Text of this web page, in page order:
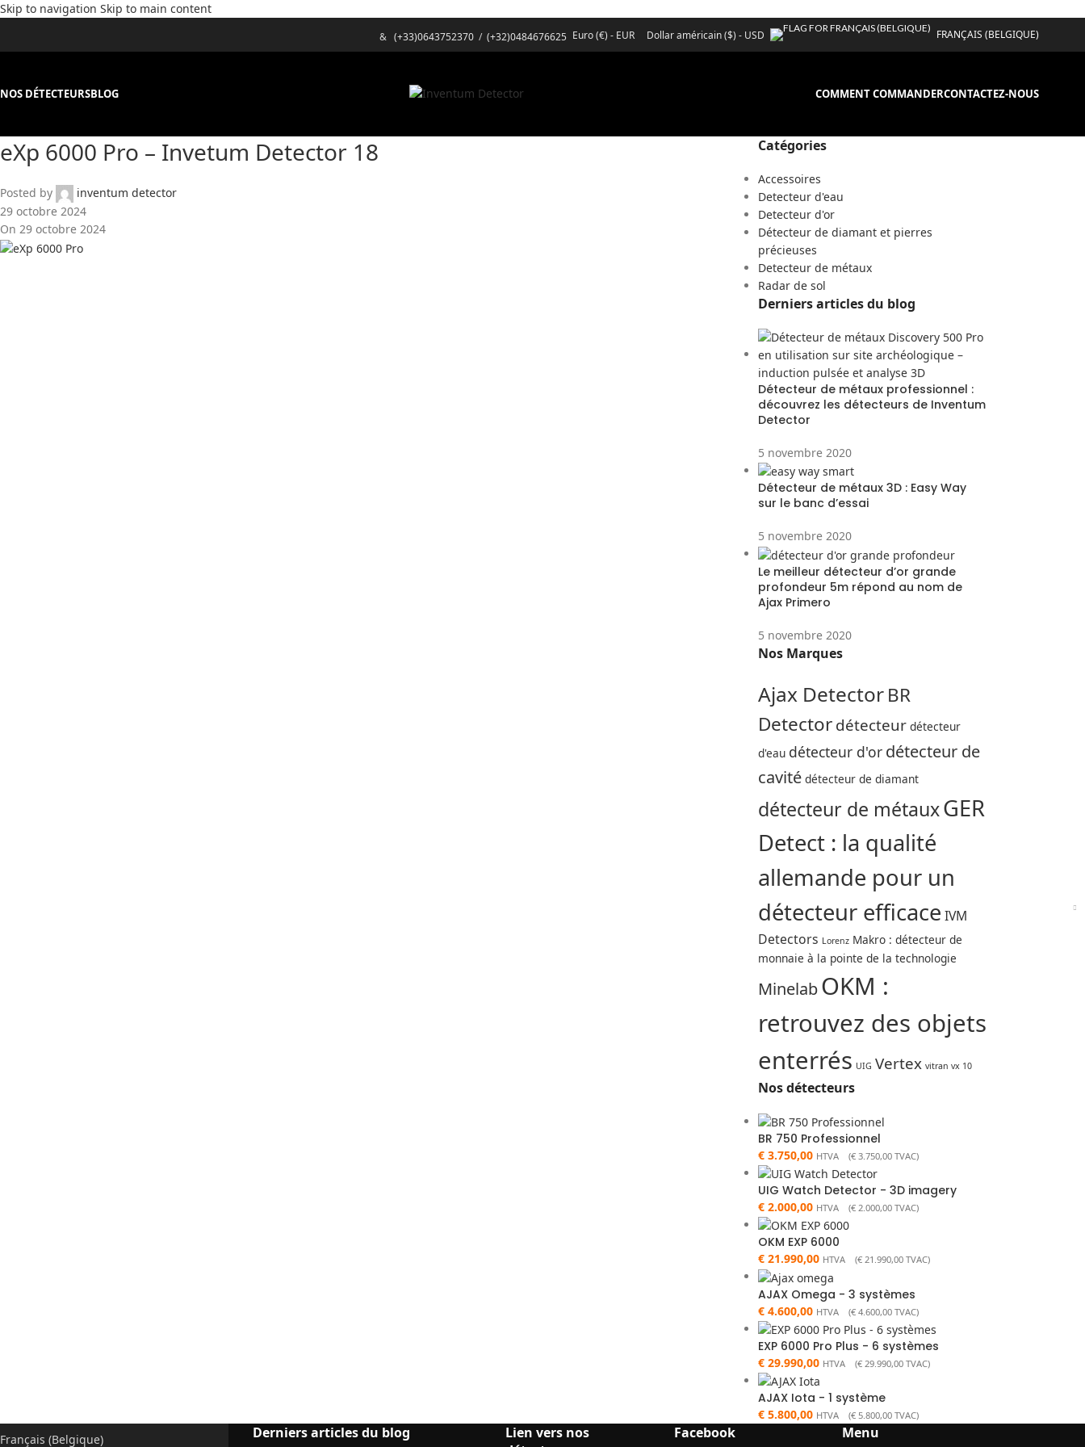
Skip to navigation Skip to main content
& (+33)0643752370/ (+32)0484676625 Euro (€) - EUR Dollar américain ($) - USD FRANÇAIS (BELGIQUE)
NOS DÉTECTEURSBLOG COMMENT COMMANDERCONTACTEZ-NOUS
eXp 6000 Pro – Invetum Detector 18
Posted by
inventum detector
29 octobre 2024
On 29 octobre 2024
Catégories
Accessoires
Detecteur d'eau
Detecteur d'or
Détecteur de diamant et pierres
précieuses
Detecteur de métaux
Radar de sol
Derniers articles du blog
Détecteur de métaux professionnel :
découvrez les détecteurs de Inventum
Detector
5 novembre 2020
Détecteur de métaux 3D : Easy Way
sur le banc d’essai
5 novembre 2020
Le meilleur détecteur d’or grande
profondeur 5m répond au nom de
Ajax Primero
5 novembre 2020
Nos Marques
Ajax DetectorBR
Detectordétecteur détecteur
d'eau détecteur d'or détecteur de
cavité détecteur de diamant
détecteur de métauxGER
Detect : la qualité
allemande pour un
détecteur efficace IVM
Detectors Lorenz Makro : détecteur de
monnaie à la pointe de la technologie
MinelabOKM :
retrouvez des objets
enterrés UIG Vertex vitran vx 10
Nos détecteurs
BR 750 Professionnel
€3.750,00 HTVA (€3.750,00TVAC)
UIG Watch Detector - 3D imagery
€2.000,00 HTVA (€2.000,00TVAC)
OKM EXP 6000
€21.990,00 HTVA (€21.990,00TVAC)
AJAX Omega - 3 systèmes
€4.600,00 HTVA (€4.600,00TVAC)
EXP 6000 Pro Plus - 6 systèmes
€29.990,00 HTVA (€29.990,00TVAC)
AJAX Iota - 1 système
€5.800,00 HTVA (€5.800,00TVAC)
Français (Belgique) Derniers articles du blog
Lien vers nos
Facebook Menu